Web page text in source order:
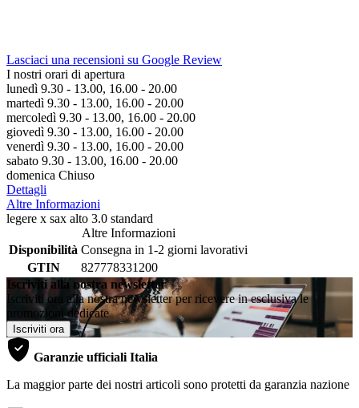
Lasciaci una recensioni su Google Review
I nostri orari di apertura
lunedì 9.30 - 13.00, 16.00 - 20.00
martedì 9.30 - 13.00, 16.00 - 20.00
mercoledì 9.30 - 13.00, 16.00 - 20.00
giovedì 9.30 - 13.00, 16.00 - 20.00
venerdì 9.30 - 13.00, 16.00 - 20.00
sabato 9.30 - 13.00, 16.00 - 20.00
domenica Chiuso
Dettagli
Altre Informazioni
legere x sax alto 3.0 standard
Altre Informazioni
Disponibilità Consegna in 1-2 giorni lavorativi
GTIN
827778331200
Iscriviti alla nostra newsletter
Iscriviti ora alla nostra newsletter per ricevere in esclusiva le
promozioni dedicate
Iscriviti ora
Garanzie ufficiali Italia
La maggior parte dei nostri articoli sono protetti da garanzia nazione